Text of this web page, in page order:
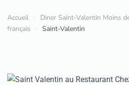
Accueil Diner Saint-Valentin Moins
français
Saint-Valentin